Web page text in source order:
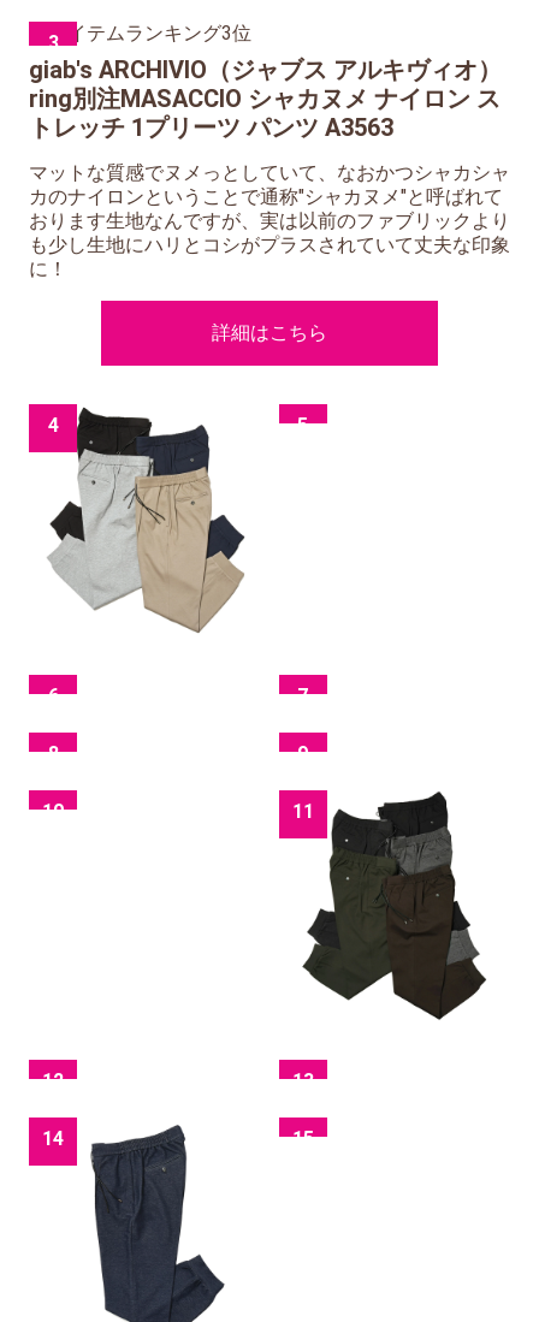
3
giab's ARCHIVIO（ジャブス アルキヴィオ）
ring別注MASACCIO シャカヌメ ナイロン ス
トレッチ 1プリーツ パンツ A3563
マットな質感でヌメっとしていて、なおかつシャカシャ
カのナイロンということで通称"シャカヌメ"と呼ばれて
おります生地なんですが、実は以前のファブリックより
も少し生地にハリとコシがプラスされていて丈夫な印象
に！
詳細はこちら
4 5
6 7
8 9
10 11
12 13
14 15